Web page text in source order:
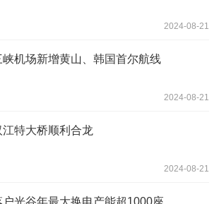
2024-08-21
机场新增黄山、韩国首尔航线
2024-08-21
特大桥顺利合龙
2024-08-21
光谷年最大换电产能超1000座